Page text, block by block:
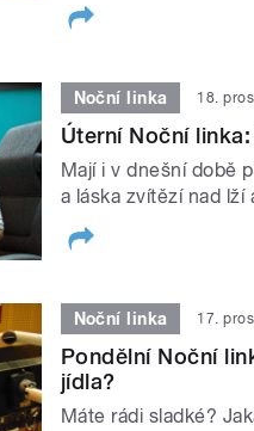
Noční linka 18.
Úterní Noční
Mají i v dnešní době
a láska zvítězí nad lží
Noční linka 17.
Pondělní Noční
jídla?
Máte rádi sladké?